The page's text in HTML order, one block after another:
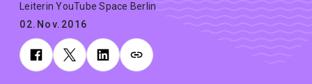
Leiterin YouTube Space Berlin
02.Nov.2016